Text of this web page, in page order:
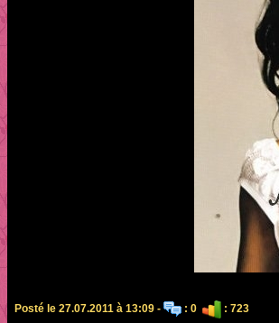
Posté le 27.07.2011 à 13:09 - : 0 : 723